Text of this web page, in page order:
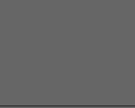
Silikongripper hinten am